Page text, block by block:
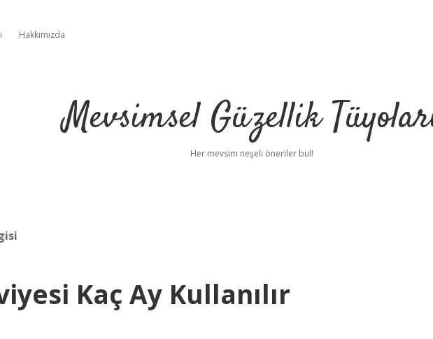
Hakkımızda
Mevsimsel Güzellik
Her mevsim neşeli öneriler bul!
Kaç Ay Kullanılır